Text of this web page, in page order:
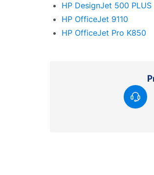
HP DesignJet 500 PLUS
HP OfficeJet 9110
HP OfficeJet Pro K850